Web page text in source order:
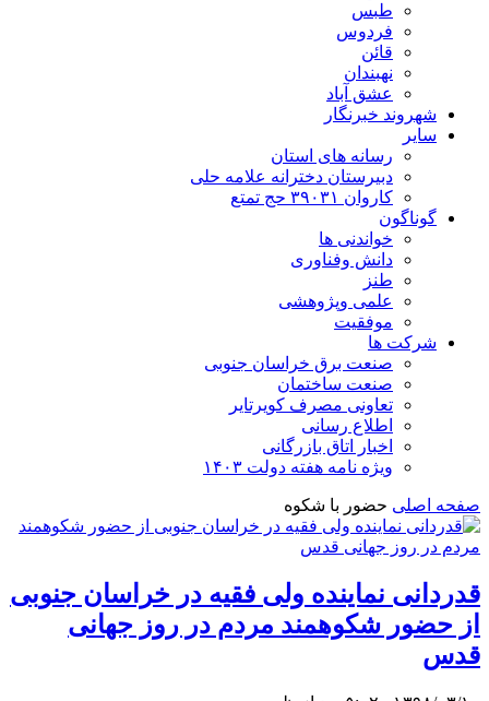
طبس
فردوس
قائن
نهبندان
عشق آباد
شهروند خبرنگار
سایر
رسانه های استان
دبیرستان دخترانه علامه حلی
کاروان ۳۹۰۳۱ حج تمتع
گوناگون
خواندنی ها
دانش وفناوری
طنز
علمی وپژوهشی
موفقیت
شرکت ها
صنعت برق خراسان جنوبی
صنعت ساختمان
تعاونی مصرف کویرتایر
اطلاع رسانی
اخبار اتاق بازرگانی
ویژه نامه هفته دولت ۱۴۰۳
صفحه اصلی حضور با شکوه
قدردانی نماینده ولی فقیه در خراسان‌ جنوبی
از حضور شکوهمند مردم در روز جهانی
قدس